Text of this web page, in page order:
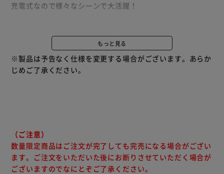
充電式なので様々なシーンで大活躍！
スピード切替スイッチで高速と低速の2段階を切り替え。
さらに動作スイッチを握った分だけスピードが変わるので、
細かくスピードが調節できます。
◇ワンタッチ切り替え
「締める」「緩める」も手元のスイッチを押すだけ！
簡単に回転方向を切り替えできます。
もっと見る
※製品は予告なく仕様を変更する場合がございます。あらか
じめご了承ください。
（ご注意）
数量限定商品はご注文が完了しても完売になる場合がござい
ます。ご注文をいただいた後にお断りさせていただく場合が
ございますのでなにとぞご了承ください。